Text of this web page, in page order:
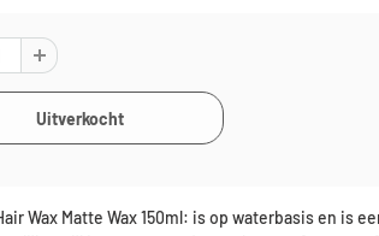
Wax Matte Wax 150ml: is op waterbasis en is